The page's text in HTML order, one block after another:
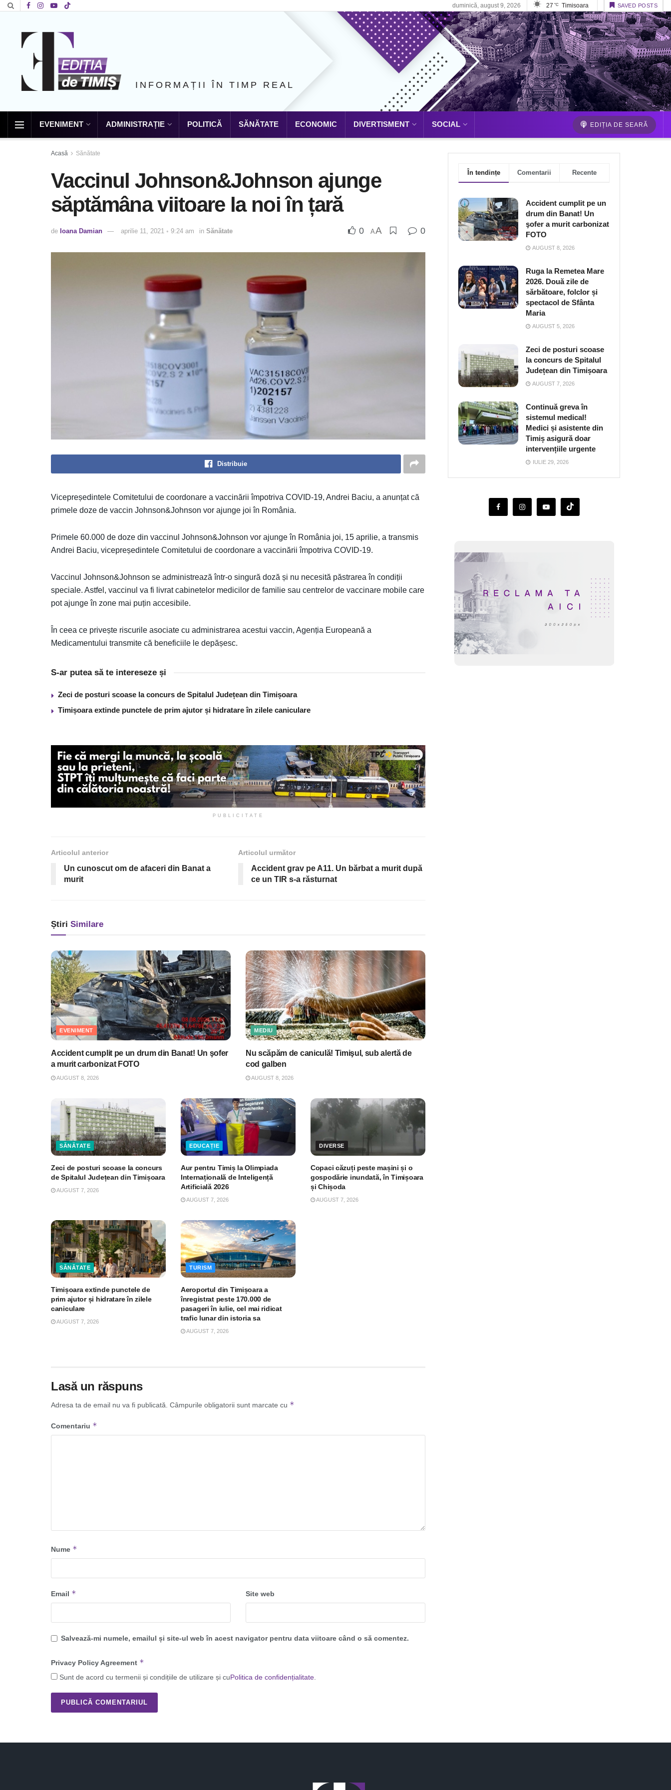
duminică, august 9, 2026 27 °C Timisoara SAVED POSTS
INFORMAȚII ÎN TIMP REAL
EVENIMENT ADMINISTRAȚIE POLITICĂ SĂNĂTATE ECONOMIC DIVERTISMENT SOCIAL EDIȚIA DE SEARĂ
Acasă Sănătate
Vaccinul Johnson&Johnson ajunge
săptămâna viitoare la noi în țară
de Ioana Damian aprilie 11, 2021 ◦ 9:24 am in Sănătate 0 AA 0
Distribuie
Vicepreședintele Comitetului de coordonare a vaccinării împotriva COVID-19, Andrei Baciu, a anunțat că
primele doze de vaccin Johnson&Johnson vor ajunge joi în România.
Primele 60.000 de doze din vaccinul Johnson&Johnson vor ajunge în România joi, 15 aprilie, a transmis
Andrei Baciu, vicepreședintele Comitetului de coordonare a vaccinării împotriva COVID-19.
Vaccinul Johnson&Johnson se administrează într-o singură doză și nu necesită păstrarea în condiții
speciale. Astfel, vaccinul va fi livrat cabinetelor medicilor de familie sau centrelor de vaccinare mobile care
pot ajunge în zone mai puțin accesibile.
În ceea ce privește riscurile asociate cu administrarea acestui vaccin, Agenția Europeană a
Medicamentului transmite că beneficiile le depășesc.
S-ar putea să te intereseze și
Zeci de posturi scoase la concurs de Spitalul Județean din Timișoara
Timișoara extinde punctele de prim ajutor și hidratare în zilele caniculare
PUBLICITATE
Articolul anterior
Un cunoscut om de afaceri din Banat a
murit
Articolul următor
Accident grav pe A11. Un bărbat a murit după
ce un TIR s-a răsturnat
Știri Similare
EVENIMENT
Accident cumplit pe un drum din Banat! Un şofer
a murit carbonizat FOTO
AUGUST 8, 2026
MEDIU
Nu scăpăm de caniculă! Timişul, sub alertă de
cod galben
AUGUST 8, 2026
SĂNĂTATE
Zeci de posturi scoase la concurs
de Spitalul Județean din Timișoara
AUGUST 7, 2026
EDUCAȚIE
Aur pentru Timiș la Olimpiada
Internațională de Inteligență
Artificială 2026
AUGUST 7, 2026
DIVERSE
Copaci căzuți peste mașini și o
gospodărie inundată, în Timișoara
și Chișoda
AUGUST 7, 2026
SĂNĂTATE
Timișoara extinde punctele de
prim ajutor și hidratare în zilele
caniculare
AUGUST 7, 2026
TURISM
Aeroportul din Timișoara a
înregistrat peste 170.000 de
pasageri în iulie, cel mai ridicat
trafic lunar din istoria sa
AUGUST 7, 2026
Lasă un răspuns
Adresa ta de email nu va fi publicată. Câmpurile obligatorii sunt marcate cu *
Comentariu *
Nume *
Email * Site web
Salvează-mi numele, emailul și site-ul web în acest navigator pentru data viitoare când o să comentez.
Privacy Policy Agreement *
Sunt de acord cu termenii și condițiile de utilizare și cuPolitica de confidențialitate
În tendințe Comentarii Recente
Accident cumplit pe un
drum din Banat! Un
şofer a murit carbonizat
FOTO
AUGUST 8, 2026
Ruga la Remetea Mare
2026. Două zile de
sărbătoare, folclor și
spectacol de Sfânta
Maria
AUGUST 5, 2026
Zeci de posturi scoase
la concurs de Spitalul
Județean din Timișoara
AUGUST 7, 2026
Continuă greva în
sistemul medical!
Medici și asistente din
Timiș asigură doar
intervențiile urgente
IULIE 29, 2026